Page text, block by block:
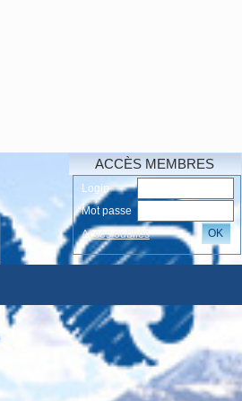
ACCÈS MEMBRES
Login
Mot passe
Accés oubliés
OK